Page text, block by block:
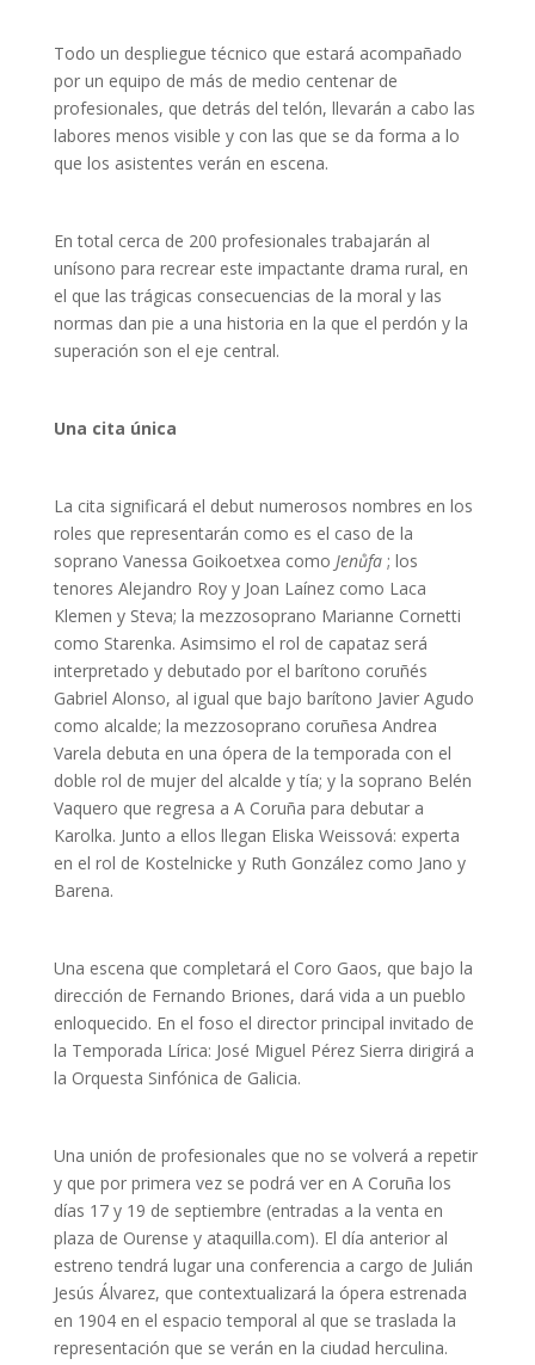
Todo un despliegue técnico que estará acompañado
por un equipo de más de medio centenar de
profesionales, que detrás del telón, llevarán a cabo las
labores menos visible y con las que se da forma a lo
que los asistentes verán en escena.
En total cerca de 200 profesionales trabajarán al
unísono para recrear este impactante drama rural, en
el que las trágicas consecuencias de la moral y las
normas dan pie a una historia en la que el perdón y la
superación son el eje central.
Una cita única
La cita significará el debut numerosos nombres en los
roles que representarán como es el caso de la
soprano Vanessa Goikoetxea como Jenůfa; los
tenores Alejandro Roy y Joan Laínez como Laca
Klemen y Steva; la mezzosoprano Marianne Cornetti
como Starenka. Asimsimo el rol de capataz será
interpretado y debutado por el barítono coruñés
Gabriel Alonso, al igual que bajo barítono Javier Agudo
como alcalde; la mezzosoprano coruñesa Andrea
Varela debuta en una ópera de la temporada con el
doble rol de mujer del alcalde y tía; y la soprano Belén
Vaquero que regresa a A Coruña para debutar a
Karolka. Junto a ellos llegan Eliska Weissová: experta
en el rol de Kostelnicke y Ruth González como Jano y
Barena.
Una escena que completará el Coro Gaos, que bajo la
dirección de Fernando Briones, dará vida a un pueblo
enloquecido. En el foso el director principal invitado de
la Temporada Lírica: José Miguel Pérez Sierra dirigirá a
la Orquesta Sinfónica de Galicia.
Una unión de profesionales que no se volverá a repetir
y que por primera vez se podrá ver en A Coruña los
días 17 y 19 de septiembre (entradas a la venta en
plaza de Ourense y ataquilla.com). El día anterior al
estreno tendrá lugar una conferencia a cargo de Julián
Jesús Álvarez, que contextualizará la ópera estrenada
en 1904 en el espacio temporal al que se traslada la
representación que se verán en la ciudad herculina.